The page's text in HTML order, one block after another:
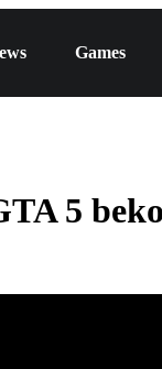
Games
5